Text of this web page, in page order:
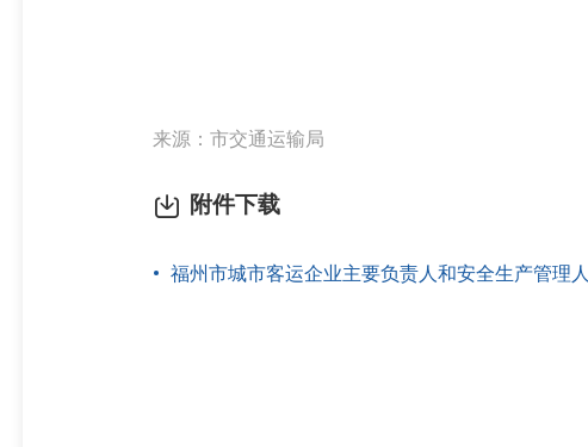
来源：市交通运输局
附件下载
福州市城市客运企业主要负责人和安全生产管理